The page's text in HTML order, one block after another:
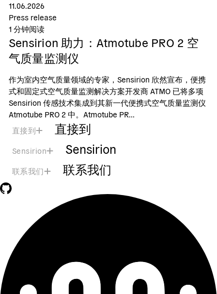
11.06.2026
Press release
1 分钟阅读
Sensirion 助力：Atmotube PRO 2 空
气质量监测仪
作为室内空气质量领域的专家，Sensirion 欣然宣布，便携
式和固定式空气质量监测解决方案开发商 ATMO 已将多项
Sensirion 传感技术集成到其新一代便携式空气质量监测仪
Atmotube PRO 2 中。Atmotube PR...
直接到
直接到
Sensirion Sensirion
联系我们 联系我们